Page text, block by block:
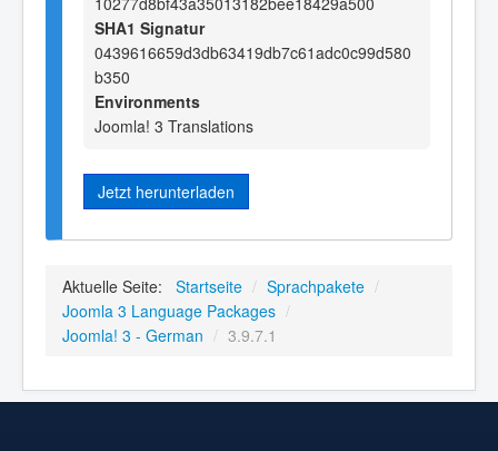
SHA1 Signatur
0439616659d3db63419db7c61adc0c99d580
b350
Environments
Joomla! 3 Translations
Jetzt herunterladen
Aktuelle Seite: Startseite / Sprachpakete /
Joomla 3 Language Packages /
Joomla! 3 - German / 3.9.7.1